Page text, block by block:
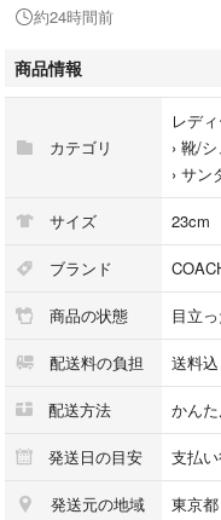
【ブランド】コーチ COACH
【表記サイズ】36.5 M
【実寸サイズ】
0.5アウトソール最大巾：7.5
アウトソール全長 20.5
インソール全長 23.5 cm
着用感 革靴で 23cm スニ
【色】ベージュ 黒 ブラック
【状態】
リゾートで、一度着用のみ
よいと思いますが、ヒール
その他、目立ったダメージ
す。
約24時間前
商品情報
カテゴリ
レデ
› 靴/
› サン
サイズ 23cm
ブランド
商品の状態 目立
配送料の負担 送料込
配送方法 かん
発送日の目安 支払
発送元の地域 東京都